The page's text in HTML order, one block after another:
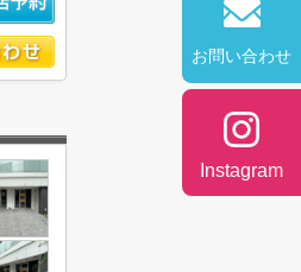
お問い合わせ
Instagram